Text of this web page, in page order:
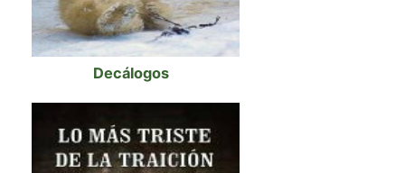
Decálogos